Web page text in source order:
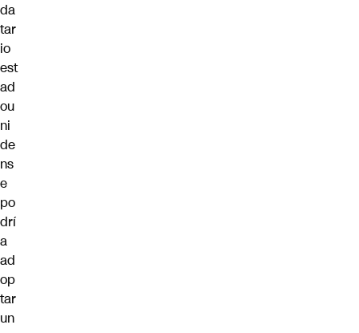
da
tar
io
est
ad
ou
ni
de
ns
e
po
drí
a
ad
op
tar
un